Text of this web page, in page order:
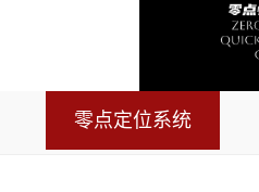
零点定位系统